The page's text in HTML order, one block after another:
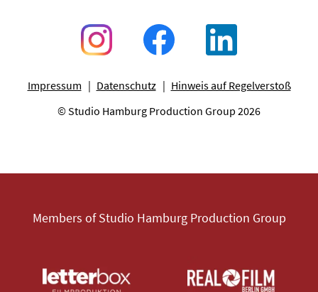
Impressum Datenschutz
Hinweis auf Regelverstoß
© Studio Hamburg Production Group 2026
Members of Studio Hamburg Production Group